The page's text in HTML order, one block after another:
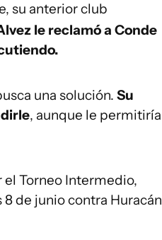
su anterior club
le reclamó a Conde
una solución. Su
, aunque le permitiría
Torneo Intermedio,
de junio contra Huracán